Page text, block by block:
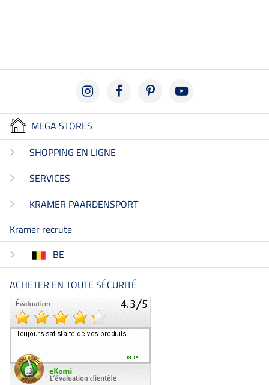
MEGA STORES
SHOPPING EN LIGNE
SERVICES
KRAMER PAARDENSPORT
Kramer recrute
BE
ACHETER EN TOUTE SÉCURITÉ